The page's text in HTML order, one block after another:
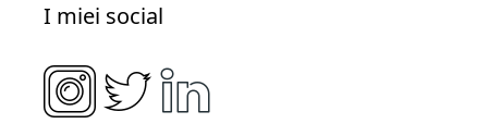
I miei social